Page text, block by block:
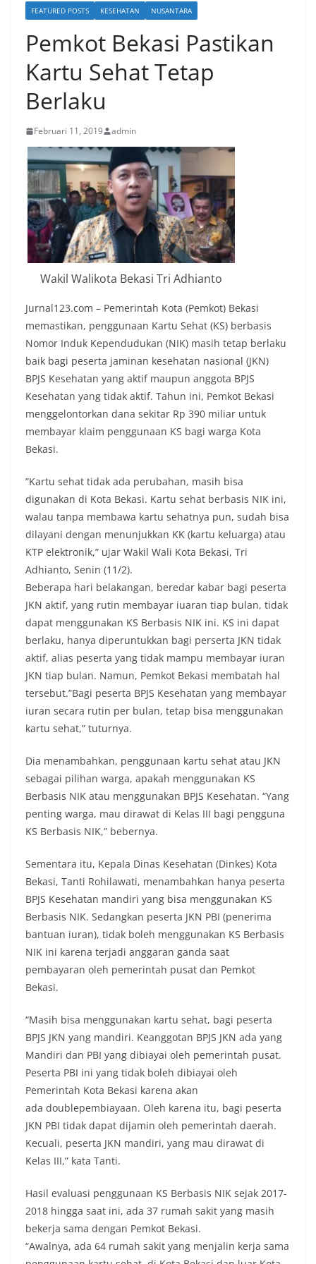
FEATURED POSTS KESEHATAN NUSANTARA
Pemkot Bekasi Pastikan
Kartu Sehat Tetap
Berlaku
Februari 11, 2019 admin
Wakil Walikota Bekasi Tri Adhianto
Jurnal123.com – Pemerintah Kota (Pemkot) Bekasi
memastikan, penggunaan Kartu Sehat (KS) berbasis
Nomor Induk Kependudukan (NIK) masih tetap berlaku
baik bagi peserta jaminan kesehatan nasional (JKN)
BPJS Kesehatan yang aktif maupun anggota BPJS
Kesehatan yang tidak aktif. Tahun ini, Pemkot Bekasi
menggelontorkan dana sekitar Rp 390 miliar untuk
membayar klaim penggunaan KS bagi warga Kota
Bekasi.
‎”Kartu sehat tidak ada perubahan, masih bisa
digunakan di Kota Bekasi. Kartu sehat berbasis NIK ini,
walau tanpa membawa kartu sehatnya pun, sudah bisa
dilayani dengan menunjukkan KK (kartu keluarga) atau
KTP elektronik,” ujar Wakil Wali Kota Bekasi, Tri
Adhianto, Senin (11/2).
Beberapa hari belakangan, beredar kabar bagi peserta
JKN aktif, yang rutin membayar iuaran tiap bulan, tidak
dapat menggunakan KS Berbasis NIK ini. KS ini dapat
berlaku, hanya diperuntukkan bagi perserta JKN tidak
aktif, alias peserta yang tidak mampu membayar iuran
JKN tiap bulan. Namun, Pemkot Bekasi membatah hal
tersebut.‎”Bagi peserta BPJS Kesehatan yang membayar
iuran secara rutin per bulan, tetap bisa menggunakan
kartu sehat,” tuturnya.
Dia menambahkan, penggunaan kartu sehat atau JKN
sebagai pilihan warga, apakah menggunakan KS
Berbasis NIK atau menggunakan BPJS Kesehatan. “Yang
penting warga, mau dirawat di Kelas III bagi pengguna
KS Berbasis NIK,” bebernya.
‎Sementara itu, Kepala Dinas Kesehatan (Dinkes) Kota
Bekasi, Tanti Rohilawati, ‎menambahkan hanya peserta
BPJS Kesehatan mandiri yang bisa menggunakan KS
Berbasis NIK. Sedangkan peserta JKN PBI (penerima
bantuan iuran), tidak boleh menggunakan KS Berbasis
NIK ini karena terjadi anggaran ganda saat
pembayaran oleh pemerintah pusat dan Pemkot
Bekasi.
“Masih bisa menggunakan kartu sehat, bagi peserta
BPJS JKN yang mandiri. Keanggotan BPJS JKN ada yang
Mandiri dan PBI yang dibiayai oleh pemerintah pusat.
Peserta PBI ini yang tidak boleh dibiayai oleh
Pemerintah Kota Bekasi karena akan
ada doublepembiayaan. Oleh karena itu, bagi peserta
JKN PBI tidak dapat dijamin oleh pemerintah daerah.
Kecuali, peserta JKN mandiri, yang mau dirawat di
Kelas III,” kata Tanti.
Hasil evaluasi penggunaan KS Berbasis NIK sejak 2017-
2018 hingga saat ini, ada 37 rumah sakit yang masih
bekerja sama dengan Pemkot Bekasi.
“Awalnya, ada 64 rumah sakit yang menjalin kerja sama